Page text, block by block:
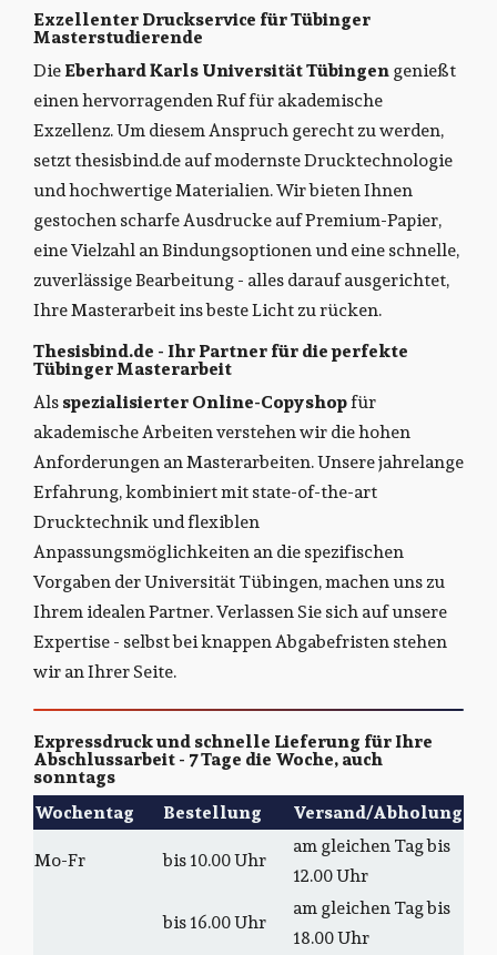
Exzellenter Druckservice für Tübinger
Masterstudierende
DieEberhard Karls Universität Tübingengenießt
einen hervorragenden Ruf für akademische
Exzellenz. Um diesem Anspruch gerecht zu werden,
setzt thesisbind.de auf modernste Drucktechnologie
und hochwertige Materialien. Wir bieten Ihnen
gestochen scharfe Ausdrucke auf Premium-Papier,
eine Vielzahl an Bindungsoptionen und eine schnelle,
zuverlässige Bearbeitung - alles darauf ausgerichtet,
Ihre Masterarbeit ins beste Licht zu rücken.
Thesisbind.de - Ihr Partner für die perfekte
Tübinger Masterarbeit
Alsspezialisierter Online-Copyshopfür
akademische Arbeiten verstehen wir die hohen
Anforderungen an Masterarbeiten. Unsere jahrelange
Erfahrung, kombiniert mit state-of-the-art
Drucktechnik und flexiblen
Anpassungsmöglichkeiten an die spezifischen
Vorgaben der Universität Tübingen, machen uns zu
Ihrem idealen Partner. Verlassen Sie sich auf unsere
Expertise - selbst bei knappen Abgabefristen stehen
wir an Ihrer Seite.
Expressdruck und schnelle Lieferung für Ihre
Abschlussarbeit - 7 Tage die Woche, auch
sonntags
Wochentag
Bestellung
Versand/Abholung
Mo-Fr
bis 10.00 Uhr
am gleichen Tag bis
12.00 Uhr
bis 16.00 Uhr
am gleichen Tag bis
18.00 Uhr